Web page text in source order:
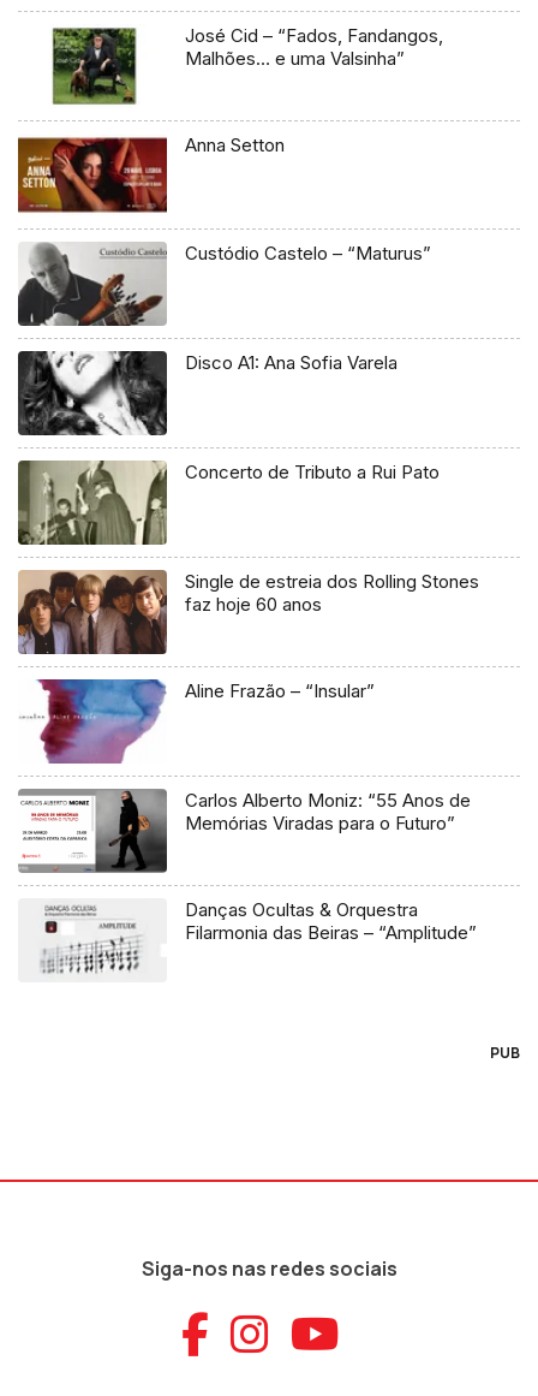
José Cid – “Fados, Fandangos,
Malhões… e uma Valsinha”
Anna Setton
Custódio Castelo – “Maturus”
Disco A1: Ana Sofia Varela
Concerto de Tributo a Rui Pato
Single de estreia dos Rolling Stones
faz hoje 60 anos
Aline Frazão – “Insular”
Carlos Alberto Moniz: “55 Anos de
Memórias Viradas para o Futuro”
Danças Ocultas & Orquestra
Filarmonia das Beiras – “Amplitude”
PUB
Siga-nos nas redes sociais
Aceder ao
Aceder ao
Aceder